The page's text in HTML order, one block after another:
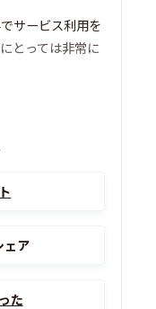
サービス利用を
とっては非常に
ェア
た